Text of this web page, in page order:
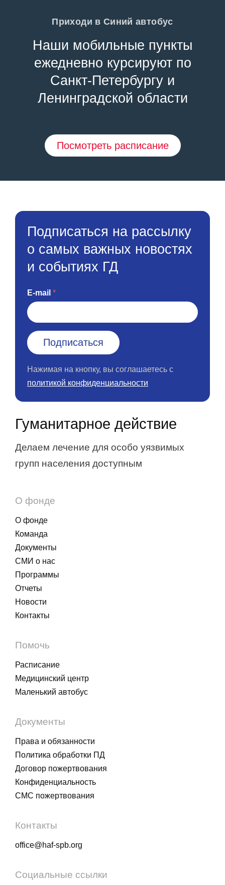
Приходи в Синий автобус
Наши мобильные пункты
ежедневно курсируют по
Санкт-Петербургу и
Ленинградской области
Посмотреть расписание
Подписаться на рассылку
о самых важных новостях
и событиях ГД
E-mail
Нажимая на кнопку, вы соглашаетесь с
политикой конфиденциальности
Гуманитарное действие
Делаем лечение для особо уязвимых
групп населения доступным
О фонде
О фонде
Команда
Документы
СМИ о нас
Программы
Отчеты
Новости
Контакты
Помочь
Расписание
Медицинский центр
Маленький автобус
Документы
Права и обязанности
Политика обработки ПД
Договор пожертвования
Конфиденциальность
СМС пожертвования
Контакты
office@haf-spb.org
Социальные ссылки